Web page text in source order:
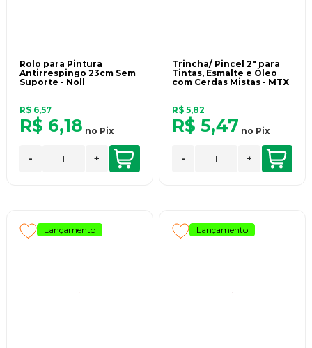
Rolo para Pintura
Antirrespingo 23cm Sem
Suporte - Noll
R$ 6,57
R$ 6,18 no Pix
- +
Trincha/ Pincel 2" para
Tintas, Esmalte e Óleo
com Cerdas Mistas - MTX
R$ 5,82
R$ 5,47 no Pix
- +
Lançamento Lançamento